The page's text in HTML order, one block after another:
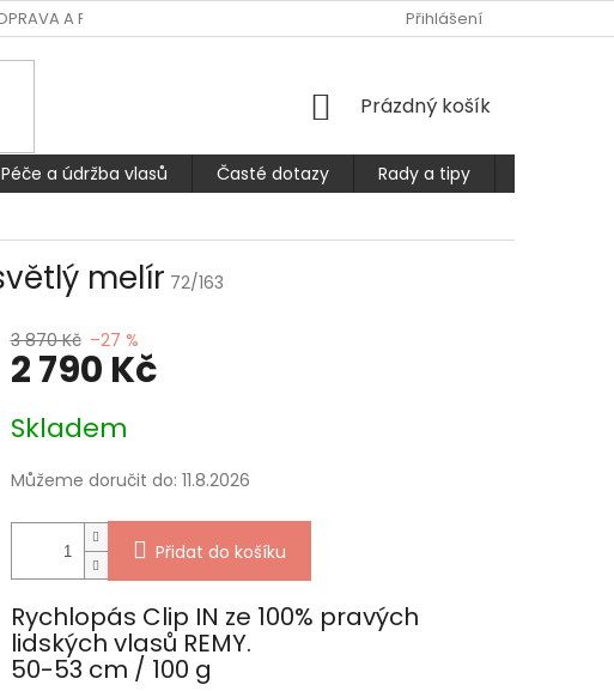
A PLATBA OBCHODNÍ PODMÍNKY
Přihlášení
NÁKUPNÍ
Prázdný košík
Péče a údržba vlasů Časté dotazy Rady a tipy
melír 72/163
3 870 Kč –27 %
2 790 Kč
cena:
Skladem
Můžeme doručit do: 11.8.2026
Přidat do košíku
Rychlopás Clip IN ze 100% pravých
lidských vlasů REMY.
50-53 cm / 100 g